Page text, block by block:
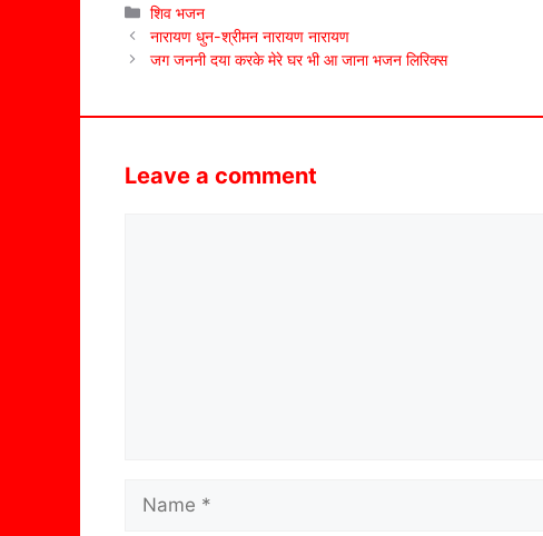
Categories
शिव भजन
नारायण धुन-श्रीमन नारायण नारायण
जग जननी दया करके मेरे घर भी आ जाना भजन लिरिक्स
Leave a comment